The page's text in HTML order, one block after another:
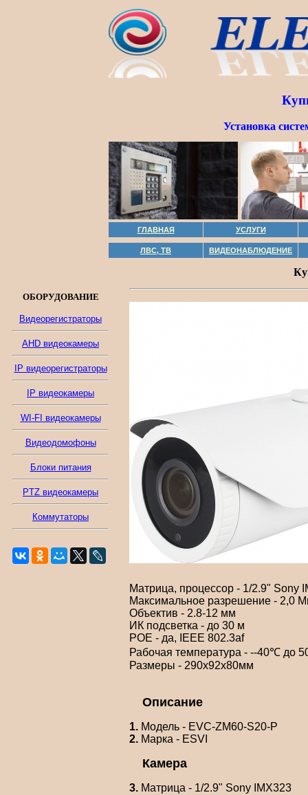
Установка
ГЛАВНАЯ УСЛУГИ
ЛВС, ТВ ВИДЕОНАБЛЮДЕНИЕ
ОБОРУДОВАНИЕ
Видеорегистраторы
AHD видеокамеры
IP видеорегистраторы
IP видеокамеры
WI-FI видеокамеры
Видеодомофоны
Блоки питания
PTZ видеокамеры
Коммутаторы
Матрица, процессор - 1/2.9" Sony
Максимальное разрешение - 2,0
Объектив - 2.8-12 мм
ИК подсветка - до 30 м
POE - да, IEEE 802.3af
Рабочая температура - --40℃ до
Размеры - 290x92x80мм
Описание
1. Модель - EVC-ZM60-S20-P
2. Марка - ESVI
Камера
3. Матрица - 1/2.9" Sony IMX323